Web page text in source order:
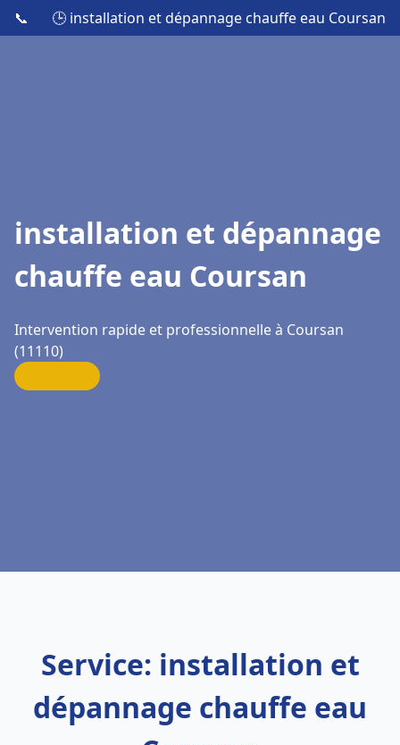
📞 🕒 installation et dépannage chauffe eau Coursan
installation et dépannage
chauffe eau Coursan
Intervention rapide et professionnelle à Coursan
(11110)
Service: installation et
dépannage chauffe eau